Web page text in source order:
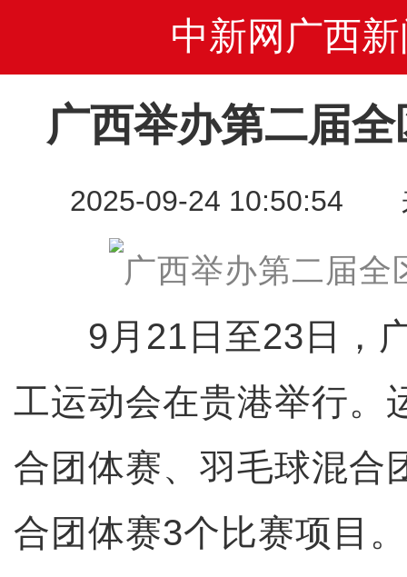
中新网广西新
广西举办第二届
2025-09-24 10:50:54
9月21日至23日，广
工运动会在贵港举行。
合团体赛、羽毛球混合
合团体赛3个比赛项目